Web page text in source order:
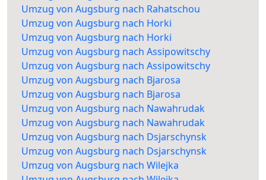
Umzug von Augsburg nach Rahatschou
Umzug von Augsburg nach Horki
Umzug von Augsburg nach Horki
Umzug von Augsburg nach Assipowitschy
Umzug von Augsburg nach Assipowitschy
Umzug von Augsburg nach Bjarosa
Umzug von Augsburg nach Bjarosa
Umzug von Augsburg nach Nawahrudak
Umzug von Augsburg nach Nawahrudak
Umzug von Augsburg nach Dsjarschynsk
Umzug von Augsburg nach Dsjarschynsk
Umzug von Augsburg nach Wilejka